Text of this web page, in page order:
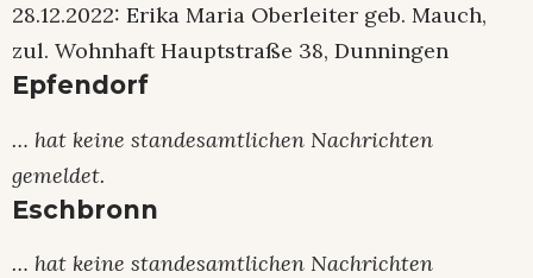
28.12.2022: Erika Maria Oberleiter geb. Mauch,
zul. Wohnhaft Hauptstraße 38, Dunningen
Epfendorf
… hat keine standesamtlichen Nachrichten
gemeldet.
Eschbronn
… hat keine standesamtlichen Nachrichten